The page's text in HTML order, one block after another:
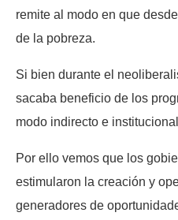
remite al modo en que
de la pobreza.
Si bien durante el
sacaba beneficio de los
modo indirecto e
Por ello vemos que los
estimularon la creación y
generadores de